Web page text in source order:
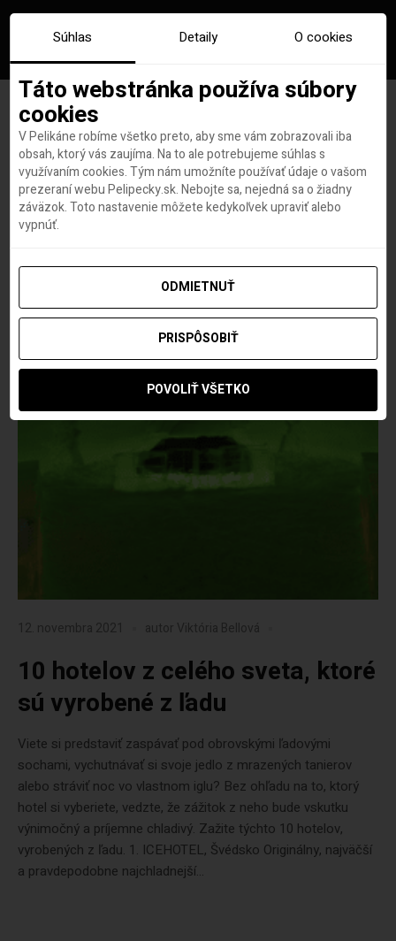
Značka:skandinavia hotely
12. novembra 2021 autor Viktória Bellová
10 hotelov z celého sveta, ktoré
sú vyrobené z ľadu
Viete si predstaviť zaspávať pod obrovskými ľadovými
sochami, vychutnávať si svoje jedlo z mrazených tanierov
alebo stráviť noc vo vlastnom iglu? Bez ohľadu na to, ktorý
hotel si vyberiete, vedzte, že zážitok z neho bude vskutku
výnimočný a príjemne chladivý. Zažite týchto 10 hotelov,
vyrobených z ľadu. 1. ICEHOTEL, Švédsko Originálny, najväčší
a pravdepodobne najchladnejší...
Súhlas Detaily O cookies
Táto webstránka používa súbory
cookies
V Pelikáne robíme všetko preto, aby sme vám zobrazovali iba
obsah, ktorý vás zaujíma. Na to ale potrebujeme súhlas s
využívaním cookies. Tým nám umožníte používať údaje o vašom
prezeraní webu Pelipecky.sk. Nebojte sa, nejedná sa o žiadny
záväzok. Toto nastavenie môžete kedykoľvek upraviť alebo
vypnúť.
ODMIETNUŤ
PRISPÔSOBIŤ
POVOLIŤ VŠETKO